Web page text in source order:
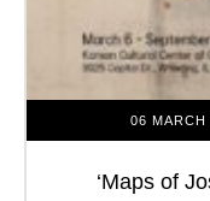
06 MARCH
‘Maps of